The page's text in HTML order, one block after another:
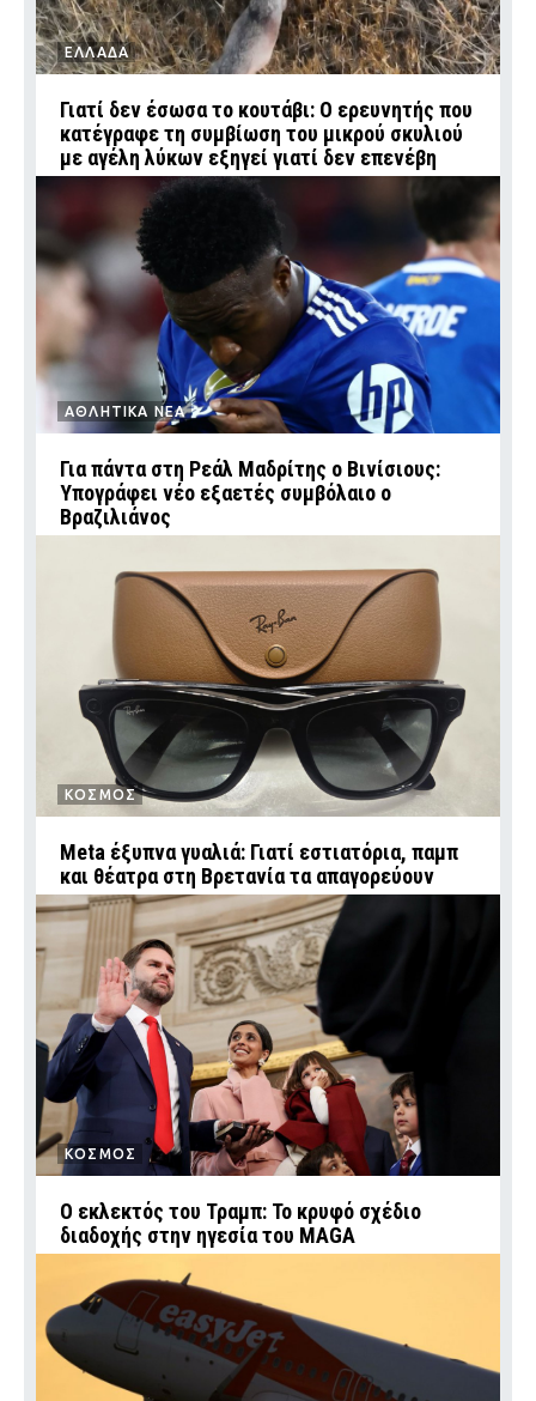
ΕΛΛΑΔΑ
Γιατί δεν έσωσα το κουτάβι: Ο ερευνητής που
κατέγραφε τη συμβίωση του μικρού σκυλιού
με αγέλη λύκων εξηγεί γιατί δεν επενέβη
ΑΘΛΗΤΙΚΑ ΝΕΑ
Για πάντα στη Ρεάλ Μαδρίτης ο Βινίσιους:
Υπογράφει νέο εξαετές συμβόλαιο ο
Βραζιλιάνος
ΚΟΣΜΟΣ
Meta έξυπνα γυαλιά: Γιατί εστιατόρια, παμπ
και θέατρα στη Βρετανία τα απαγορεύουν
ΚΟΣΜΟΣ
Ο εκλεκτός του Τραμπ: Το κρυφό σχέδιο
διαδοχής στην ηγεσία του MAGA